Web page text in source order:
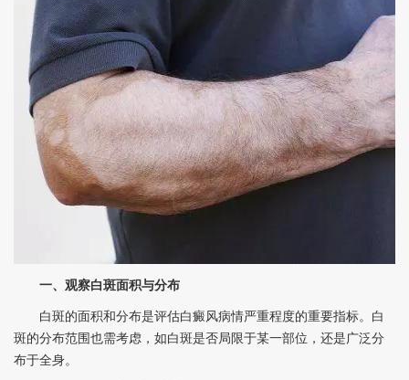
一、观察白斑面积与分布
白斑的面积和分布是评估白癜风病情严重程度的重要指标。白
斑的分布范围也需考虑，如白斑是否局限于某一部位，还是广泛分
布于全身。